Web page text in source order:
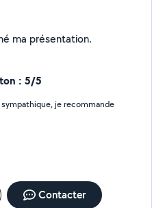
Je n'ai pas encore renseigné ma présentation.
: 5/5
je recommande
Contacter